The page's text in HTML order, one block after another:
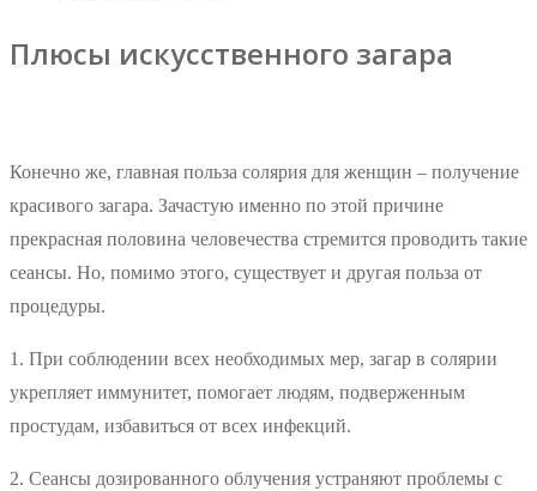
Плюсы искусственного загара
Конечно же, главная польза солярия для женщин – получение
красивого загара. Зачастую именно по этой причине
прекрасная половина человечества стремится проводить такие
сеансы. Но, помимо этого, существует и другая польза от
процедуры.
1. При соблюдении всех необходимых мер, загар в солярии
укрепляет иммунитет, помогает людям, подверженным
простудам, избавиться от всех инфекций.
2. Сеансы дозированного облучения устраняют проблемы с